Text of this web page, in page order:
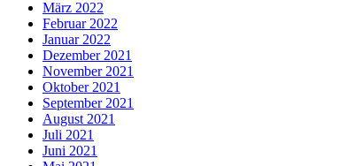
März 2022
Februar 2022
Januar 2022
Dezember 2021
November 2021
Oktober 2021
September 2021
August 2021
Juli 2021
Juni 2021